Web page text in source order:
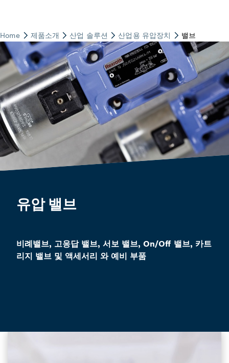
유압 밸브
비례밸브, 고응답 밸브, 서보 밸브, On/Off 밸브, 카트
리지 밸브 및 액세서리 와 예비 부품